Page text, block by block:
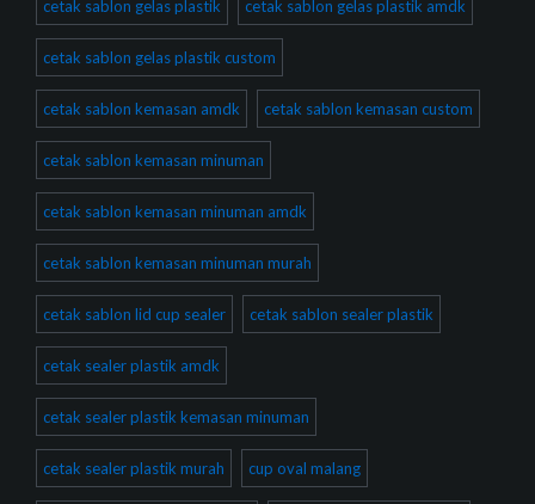
cetak sablon gelas plastik cetak sablon gelas plastik amdk
cetak sablon gelas plastik custom
cetak sablon kemasan amdk cetak sablon kemasan custom
cetak sablon kemasan minuman
cetak sablon kemasan minuman amdk
cetak sablon kemasan minuman murah
cetak sablon lid cup sealer cetak sablon sealer plastik
cetak sealer plastik amdk
cetak sealer plastik kemasan minuman
cetak sealer plastik murah cup oval malang